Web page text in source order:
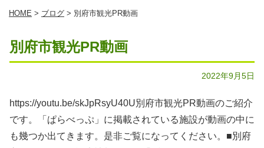
HOME > ブログ > 別府市観光PR動画
別府市観光PR動画
2022年9月5日
https://youtu.be/skJpRsyU40U別府市観光PR動画のご紹介
です。「ぱらべっぷ」に掲載されている施設が動画の中に
も幾つか出てきます。是非ご覧になってください。■別府